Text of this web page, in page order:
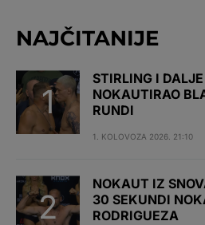
NAJČITANIJE
STIRLING I
NOKAUTIRAO
RUNDI
1. KOLOVOZA 2026. 21:10
NOKAUT IZ
30 SEKUNDI
RODRIGUEZA